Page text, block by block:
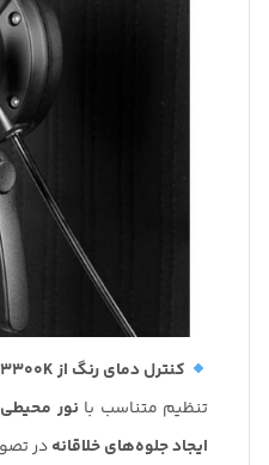
کنترل دمای رنگ از 3300K تا 5600K
تنظیم متناسب با نور
ایجاد جلوه‌های خلاقانهدر